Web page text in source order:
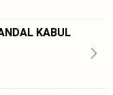
KABUL